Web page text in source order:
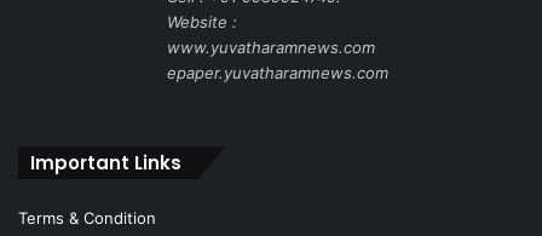
Website :
www.yuvatharamnews.com
epaper.yuvatharamnews.com
Important Links
Terms & Condition